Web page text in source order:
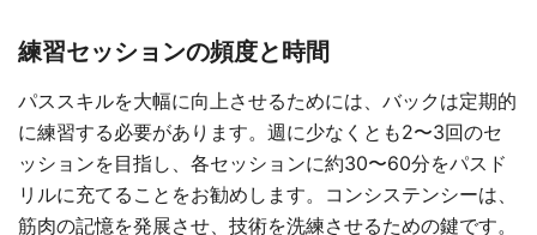
練習セッションの頻度と時間
パススキルを大幅に向上させるためには、バックは定期的
に練習する必要があります。週に少なくとも2〜3回のセ
ッションを目指し、各セッションに約30〜60分をパスド
リルに充てることをお勧めします。コンシステンシーは、
筋肉の記憶を発展させ、技術を洗練させるための鍵です。